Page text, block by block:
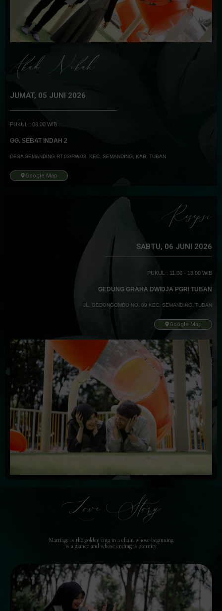
Akad Nikah
JUMAT, 05 JUNI 2026
PUKUL : 08.00 WIB
GG. SEBAT INDAH 2
DESA SEMANDING RT.03/RW.03, KEC. SEMANDING, KAB. TUBAN
Google Map
Resepsi
SABTU, 06 JUNI 2026
PUKUL : 11.00 - 13.00 WIB
GEDUNG GRAHA DWIDJA PGRI TUBAN
JL. GEDONGOMBO NO. 09 KEC. SEMANDING, TUBAN
Google Map
Love Story
Marriage is the golden ring in a chain whose beginning
is a glance and whose ending is eternity